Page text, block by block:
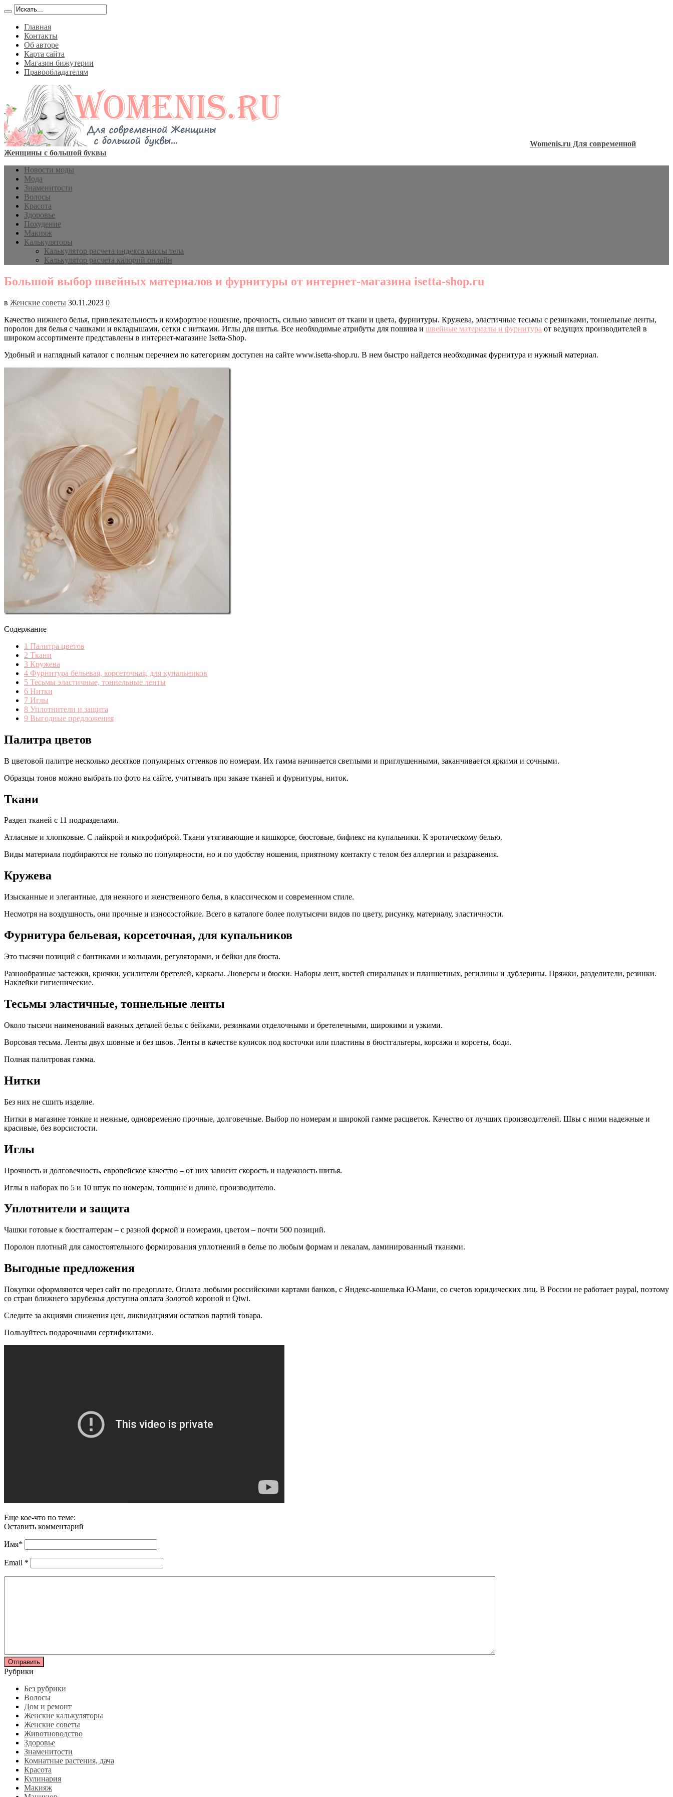
Главная
Контакты
Об авторе
Карта сайта
Магазин бижутерии
Правообладателям
Womenis.ru Для современной
Женщины с большой буквы
Новости моды
Мода
Знаменитости
Волосы
Красота
Здоровье
Похудение
Макияж
Калькуляторы
Калькулятор расчета индекса массы тела
Калькулятор расчета калорий онлайн
Большой выбор швейных материалов и фурнитуры от интернет-магазина isetta-shop.ru
в Женские советы 30.11.2023 0
Качество нижнего белья, привлекательность и комфортное ношение, прочность, сильно зависит от ткани и цвета, фурнитуры. Кружева, эластичные тесьмы с резинками, тоннельные ленты,
поролон для белья с чашками и вкладышами, сетки с нитками. Иглы для шитья. Все необходимые атрибуты для пошива и швейные материалы и фурнитура от ведущих производителей в
широком ассортименте представлены в интернет-магазине Isetta-Shop.
Удобный и наглядный каталог с полным перечнем по категориям доступен на сайте www.isetta-shop.ru. В нем быстро найдется необходимая фурнитура и нужный материал.
Содержание
1 Палитра цветов
2 Ткани
3 Кружева
4 Фурнитура бельевая, корсеточная, для купальников
5 Тесьмы эластичные, тоннельные ленты
6 Нитки
7 Иглы
8 Уплотнители и защита
9 Выгодные предложения
Палитра цветов
В цветовой палитре несколько десятков популярных оттенков по номерам. Их гамма начинается светлыми и приглушенными, заканчивается яркими и сочными.
Образцы тонов можно выбрать по фото на сайте, учитывать при заказе тканей и фурнитуры, ниток.
Ткани
Раздел тканей с 11 подразделами.
Атласные и хлопковые. С лайкрой и микрофиброй. Ткани утягивающие и кишкорсе, бюстовые, бифлекс на купальники. К эротическому белью.
Виды материала подбираются не только по популярности, но и по удобству ношения, приятному контакту с телом без аллергии и раздражения.
Кружева
Изысканные и элегантные, для нежного и женственного белья, в классическом и современном стиле.
Несмотря на воздушность, они прочные и износостойкие. Всего в каталоге более полутысячи видов по цвету, рисунку, материалу, эластичности.
Фурнитура бельевая, корсеточная, для купальников
Это тысячи позиций с бантиками и кольцами, регуляторами, и бейки для бюста.
Разнообразные застежки, крючки, усилители бретелей, каркасы. Люверсы и бюски. Наборы лент, костей спиральных и планшетных, регилины и дублерины. Пряжки, разделители, резинки.
Наклейки гигиенические.
Тесьмы эластичные, тоннельные ленты
Около тысячи наименований важных деталей белья с бейками, резинками отделочными и бретелечными, широкими и узкими.
Ворсовая тесьма. Ленты двух шовные и без швов. Ленты в качестве кулисок под косточки или пластины в бюстгальтеры, корсажи и корсеты, боди.
Полная палитровая гамма.
Нитки
Без них не сшить изделие.
Нитки в магазине тонкие и нежные, одновременно прочные, долговечные. Выбор по номерам и широкой гамме расцветок. Качество от лучших производителей. Швы с ними надежные и
красивые, без ворсистости.
Иглы
Прочность и долговечность, европейское качество – от них зависит скорость и надежность шитья.
Иглы в наборах по 5 и 10 штук по номерам, толщине и длине, производителю.
Уплотнители и защита
Чашки готовые к бюстгалтерам – с разной формой и номерами, цветом – почти 500 позиций.
Поролон плотный для самостоятельного формирования уплотнений в белье по любым формам и лекалам, ламинированный тканями.
Выгодные предложения
Покупки оформляются через сайт по предоплате. Оплата любыми российскими картами банков, с Яндекс-кошелька Ю-Мани, со счетов юридических лиц. В России не работает paypal, поэтому
со стран ближнего зарубежья доступна оплата Золотой короной и Qiwi.
Следите за акциями снижения цен, ликвидациями остатков партий товара.
Пользуйтесь подарочными сертификатами.
Еще кое-что по теме:
Оставить комментарий
Имя*
Email *
Рубрики
Без рубрики
Волосы
Дом и ремонт
Женские калькуляторы
Женские советы
Животноводство
Здоровье
Знаменитости
Комнатные растения, дача
Красота
Кулинария
Макияж